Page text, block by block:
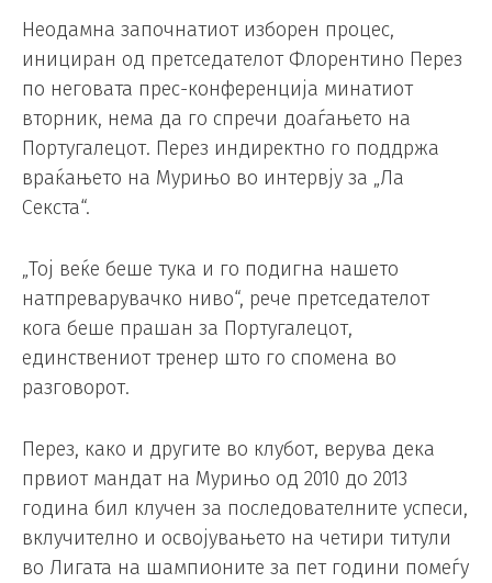
Неодамна започнатиот изборен процес,
инициран од претседателот Флорентино Перез
по неговата прес-конференција минатиот
вторник, нема да го спречи доаѓањето на
Португалецот. Перез индиректно го поддржа
враќањето на Мурињо во интервју за „Ла
Секста“.
„Тој веќе беше тука и го подигна нашето
натпреварувачко ниво“, рече претседателот
кога беше прашан за Португалецот,
единствениот тренер што го спомена во
разговорот.
Перез, како и другите во клубот, верува дека
првиот мандат на Мурињо од 2010 до 2013
година бил клучен за последователните успеси,
вклучително и освојувањето на четири титули
во Лигата на шампионите за пет години помеѓу